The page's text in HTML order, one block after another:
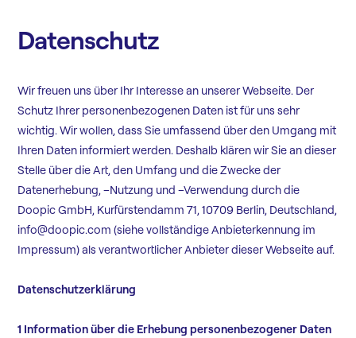
Datenschutz
Wir freuen uns über Ihr Interesse an unserer Webseite. Der
Schutz Ihrer personenbezogenen Daten ist für uns sehr
wichtig. Wir wollen, dass Sie umfassend über den Umgang mit
Ihren Daten informiert werden. Deshalb klären wir Sie an dieser
Stelle über die Art, den Umfang und die Zwecke der
Datenerhebung, –Nutzung und –Verwendung durch die
Doopic GmbH, Kurfürstendamm 71, 10709 Berlin, Deutschland,
info@doopic.com (siehe vollständige Anbieterkennung im
Impressum) als verantwortlicher Anbieter dieser Webseite auf.
Datenschutzerklärung
1 Information über die Erhebung personenbezogener Daten